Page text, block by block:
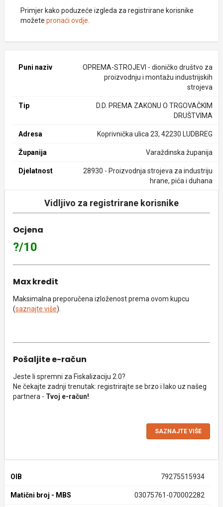
Primjer kako poduzeće izgleda za registrirane korisnike
možete pronaći ovdje
Puni naziv
OPREMA-STROJEVI - dioničko društvo za
proizvodnju i montažu industrijskih
strojeva
Tip
D.D. PREMA ZAKONU O TRGOVAČKIM
DRUŠTVIMA
Adresa Koprivnička ulica 23, 42230 LUDBREG
Županija Varaždinska županija
Djelatnost
28930 - Proizvodnja strojeva za industriju
hrane, pića i duhana
Vidljivo za registrirane korisnike
Ocjena
?/10
Max kredit
Maksimalna preporučena izloženost prema ovom kupcu
(saznajte više).
Pošaljite e-račun
Jeste li spremni za Fiskalizaciju 2.0?
Ne čekajte zadnji trenutak: registrirajte se brzo i lako uz našeg
partnera - Tvoj e-račun!
SAZNAJTE VIŠE
OIB 79275515934
Matični broj - MBS 03075761-070002282